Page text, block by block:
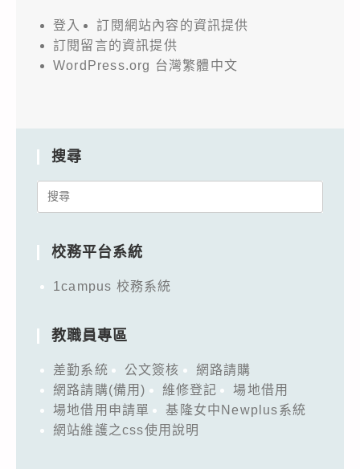
登入
訂閱網站內容的資訊提供
訂閱留言的資訊提供
WordPress.org 台灣繁體中文
搜尋
Search
校務平台系統
1campus 校務系統
教職員專區
差勤系統 公文簽核
網路請購
網路請購(備用)
維修登記
場地借用
場地借用申請單
基隆女中Newplus系統
網站維護之css使用說明